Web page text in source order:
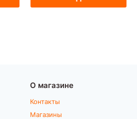
О магазине
Контакты
Магазины